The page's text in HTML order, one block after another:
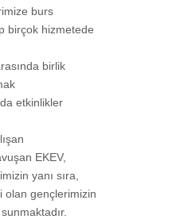
burs
birçok hizmetede
birlik
etkinlikler
EKEV,
yanı sıra,
olan gençlerimizin